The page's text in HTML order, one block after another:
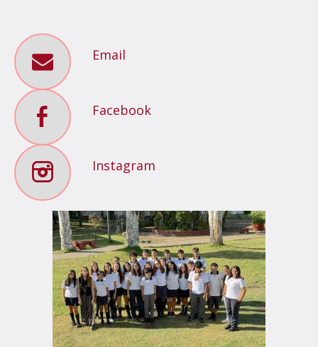
Email
Facebook
Instagram